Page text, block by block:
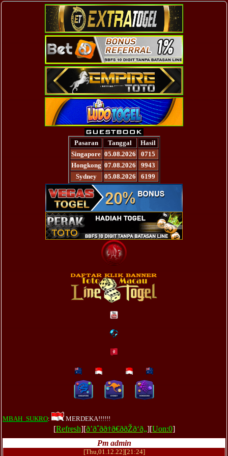
Pasaran Tanggal
Hasil
Singapore 05.08.2026
0715
Hongkong 07.08.2026
9943
Sydney
05.08.2026 6199
MBAH_SUKRO: MERDEKA!!!!!!
[Refresh][ð’ðˆðð†ð€ððŽð‘ð„][Uon:0]
Pm admin
[Thu,01.12.22][21:24]